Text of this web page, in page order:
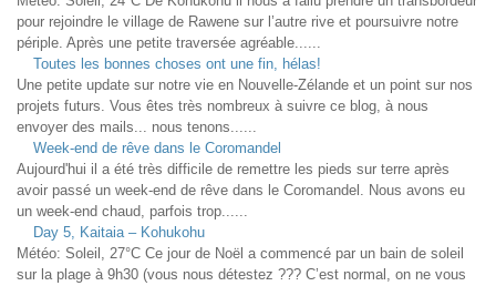
pour rejoindre le village de Rawene sur l’autre rive et poursuivre notre
périple. Après une petite traversée agréable......
Toutes les bonnes choses ont une fin, hélas!
Une petite update sur notre vie en Nouvelle-Zélande et un point sur nos
projets futurs. Vous êtes très nombreux à suivre ce blog, à nous
envoyer des mails... nous tenons......
Week-end de rêve dans le Coromandel
Aujourd'hui il a été très difficile de remettre les pieds sur terre après
avoir passé un week-end de rêve dans le Coromandel. Nous avons eu
un week-end chaud, parfois trop......
Day 5, Kaitaia – Kohukohu
Météo: Soleil, 27°C Ce jour de Noël a commencé par un bain de soleil
sur la plage à 9h30 (vous nous détestez ??? C’est normal, on ne vous